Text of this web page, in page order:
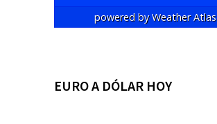
powered byWeather Atlas
EURO A DÓLAR HOY